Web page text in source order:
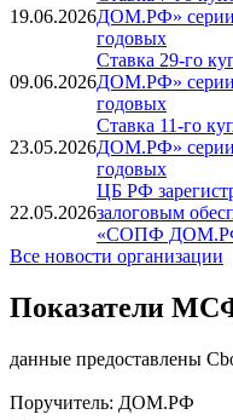
Ставка 1-го
ДОМ.РФ» серии
годовых
Ставка 7-го
ДОМ.РФ» серии
годовых
Ставка 29-го
ДОМ.РФ» серии
годовых
Ставка 11-го
ДОМ.РФ» серии
годовых
22.05.2026
ЦБ РФ
залоговым
«СОПФ
Показатели